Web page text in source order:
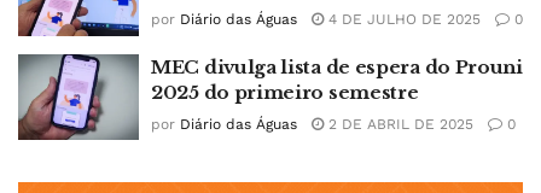
por Diário das Águas 4 DE JULHO DE 2025 0
MEC divulga lista de espera do Prouni
2025 do primeiro semestre
por Diário das Águas 2 DE ABRIL DE 2025 0